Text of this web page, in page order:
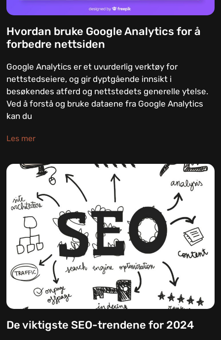
Hvordan bruke Google Analytics for å
forbedre nettsiden
Google Analytics er et uvurderlig verktøy for
nettstedseiere, og gir dyptgående innsikt i
besøkendes atferd og nettstedets generelle ytelse.
Ved å forstå og bruke dataene fra Google Analytics
kan du
Les mer
De viktigste SEO-trendene for 2024